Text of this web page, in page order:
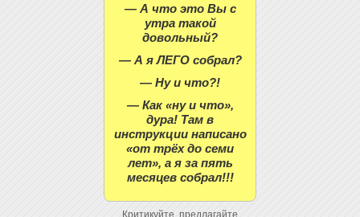
— А что это Вы с
утра такой
довольный?
— А я ЛЕГО собрал?
— Ну и что?!
— Как «ну и что»,
дура! Там в
инструкции написано
«от трёх до семи
лет», а я за пять
месяцев собрал!!!
Критикуйте, предлагайте